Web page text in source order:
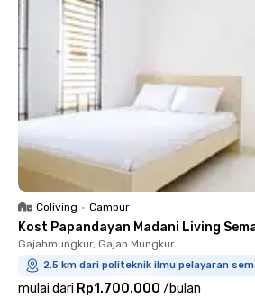
Coliving • Campur
Kost Papandayan Madani Living
Gajahmungkur, Gajah Mungkur
2.5 km dari politeknik ilmu pelayaran
mulai dari Rp1.700.000 /bulan